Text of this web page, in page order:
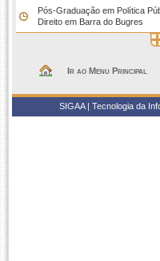
Pós-Graduação em Política
Direito em Barra do Bugres
Ir ao Menu Principal
SIGAA | Tecnologia da